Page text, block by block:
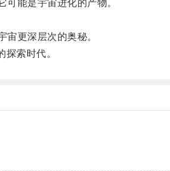
能是宇宙进化的产物。
更深层次的奥秘。
索时代。